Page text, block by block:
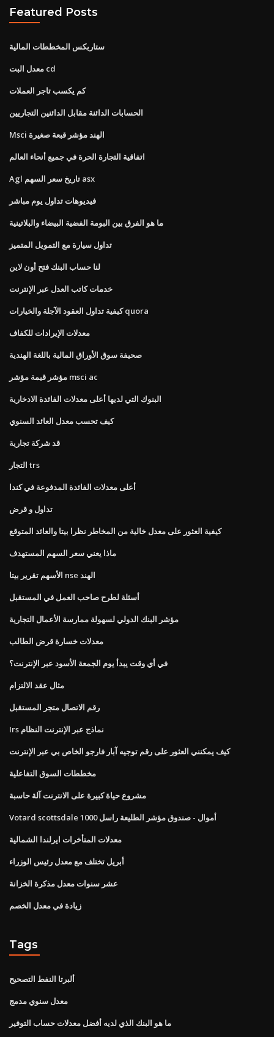
Featured Posts
ستاربكس المخططات المالية
معدل البت cd
كم يكسب تاجر العملات
الحسابات الدائنة مقابل الدائنين التجاريين
Msci الهند مؤشر قبعة صغيرة
اتفاقية التجارة الحرة في جميع أنحاء العالم
Agl تاريخ سعر السهم asx
فيديوهات تداول يوم مباشر
ما هو الفرق بين البومة الفضية البيضاء والبلاتينية
تداول سيارة مع التمويل المتميز
لنا حساب البنك فتح أون لاين
خدمات كاتب العدل عبر الإنترنت
كيفية تداول العقود الآجلة والخيارات quora
معدلات الإيرادات للكفاف
صحيفة سوق الأوراق المالية باللغة الهندية
مؤشر قيمة مؤشر msci ac
البنوك التي لديها أعلى معدلات الفائدة الادخارية
كيف تحسب معدل العائد السنوي
قد شركة تجارية
التجار trs
أعلى معدلات الفائدة المدفوعة في كندا
تداول و قرض
كيفية العثور على معدل خالية من المخاطر نظرا بيتا والعائد المتوقع
ماذا يعني سعر السهم المستهدف
الأسهم تقرير بيتا nse الهند
أسئلة لطرح صاحب العمل في المستقبل
مؤشر البنك الدولي لسهولة ممارسة الأعمال التجارية
معدلات خسارة قرض الطالب
في أي وقت يبدأ يوم الجمعة الأسود عبر الإنترنت؟
مثال عقد الالتزام
رقم الاتصال متجر المستقبل
Irs نماذج عبر الإنترنت النظام
كيف يمكنني العثور على رقم توجيه آبار فارجو الخاص بي عبر الإنترنت
مخططات السوق التفاعلية
مشروع حياة كبيرة على الانترنت آلة حاسبة
Votard scottsdale أموال - صندوق مؤشر الطليعة راسل 1000
معدلات المتأخرات ايرلندا الشمالية
أبريل تختلف مع معدل رئيس الوزراء
عشر سنوات معدل مذكرة الخزانة
زيادة في معدل الخصم
Tags
ألبرتا النفط التصحيح
معدل سنوي مدمج
ما هو البنك الذي لديه أفضل معدلات حساب التوفير